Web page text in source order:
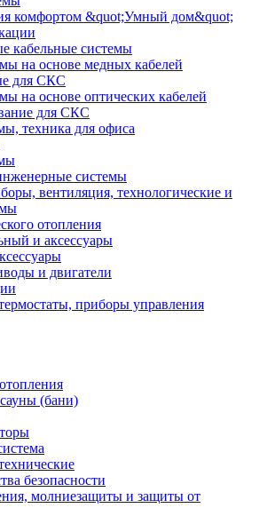
комфортом &quot;Умный дом&quot;
кабельные системы
на основе медных кабелей
для СКС
на основе оптических кабелей
для СКС
техника для офиса
системы
вентиляция, технологические и
отопления
и аксессуары
и двигатели
приборы управления
(бани)
безопасности
молниезащиты и защиты от